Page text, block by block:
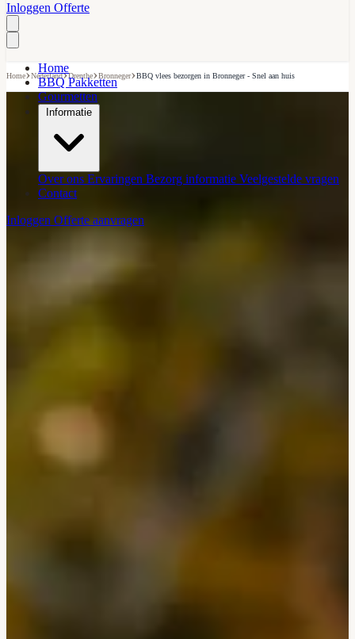
Inloggen Offerte
Home
BBQ Pakketten
Gourmetten
Informatie
Over ons Ervaringen Bezorg informatie Veelgestelde vragen
Contact
Inloggen Offerte aanvragen
Home›Nederland›Drenthe›Bronneger›BBQ vlees bezorgen in Bronneger - Snel aan huis